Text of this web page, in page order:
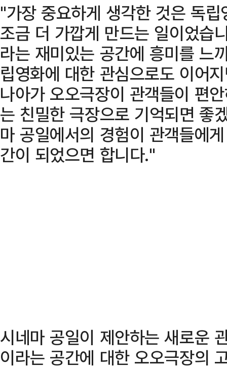
"가장 중요하게 생각한 것은 독
조금 더 가깝게 만드는 일이었습
라는 재미있는 공간에 흥미를 느
립영화에 대한 관심으로도 이어
나아가 오오극장이 관객들이 편
는 친밀한 극장으로 기억되면 좋
마 공일에서의 경험이 관객들에
간이 되었으면 합니다."
시네마 공일이 제안하는 새로운
이라는 공간에 대한 오오극장의